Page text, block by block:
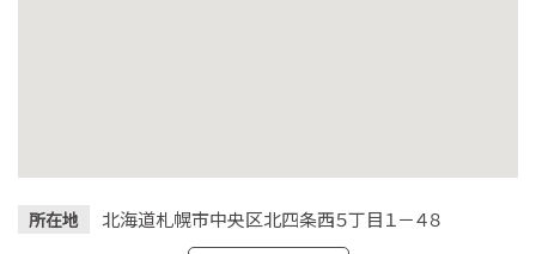
所在地 北海道札幌市中央区北四条西５丁目１－４８